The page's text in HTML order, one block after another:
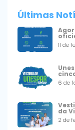
Últimas
11 de
6 de
da
2 de